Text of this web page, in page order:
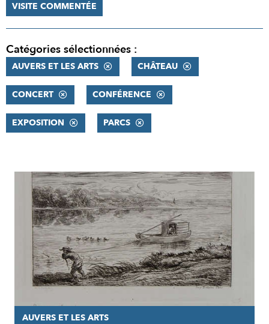
VISITE COMMENTÉE
Catégories sélectionnées :
AUVERS ET LES ARTS CHÂTEAU
CONCERT CONFÉRENCE
EXPOSITION PARCS
RÉSULTATS
AUVERS ET LES ARTS